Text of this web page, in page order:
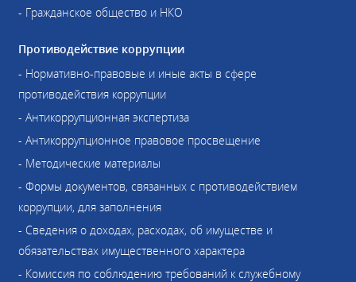
- Гражданское общество и НКО
Противодействие коррупции
- Нормативно-правовые и иные акты в сфере
противодействия коррупции
- Антикоррупционная экспертиза
- Антикоррупционное правовое просвещение
- Методические материалы
- Формы документов, связанных с противодействием
коррупции, для заполнения
- Сведения о доходах, расходах, об имуществе и
обязательствах имущественного характера
- Комиссия по соблюдению требований к служебному